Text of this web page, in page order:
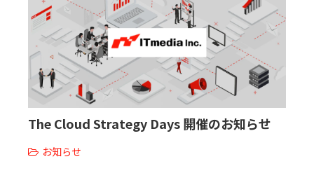
The Cloud Strategy Days 開催のお知らせ
お知らせ